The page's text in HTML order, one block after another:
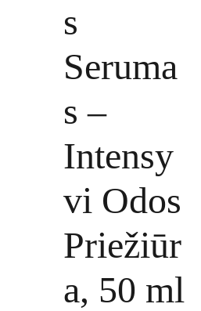
s
Seruma
s –
Intensy
vi Odos
Priežiūr
a, 50 ml